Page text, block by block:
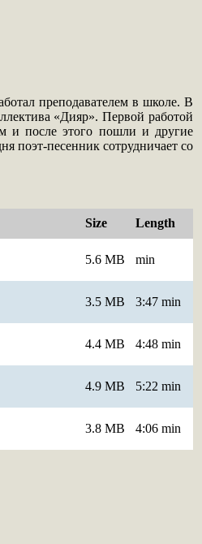
преподавателем в школе. В
«Дияр». Первой работой
и после этого пошли и другие
поэт-песенник сотрудничает со
Size Length
5.6 MB min
3.5 MB 3:47 min
4.4 MB 4:48 min
4.9 MB 5:22 min
3.8 MB 4:06 min